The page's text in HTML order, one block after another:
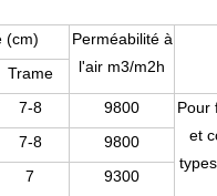
(cm)
Perméabilité à
l'air m3/m2h
Trame
7-8 9800
Pour
et
7-8
9800
7 9300